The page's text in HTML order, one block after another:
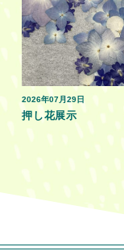
2026年07月29日
押し花展示